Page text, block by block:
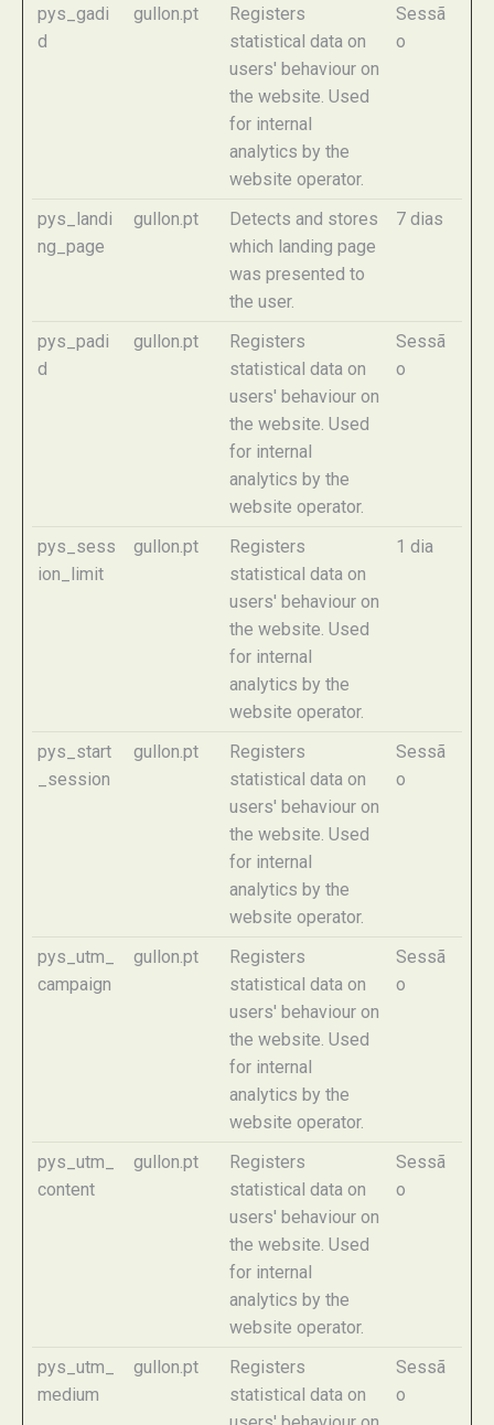
pys_gadi
d
gullon.pt
Registers
statistical data on
users' behaviour on
the website. Used
for internal
analytics by the
website operator.
Sessã
o
pys_landi
ng_page
gullon.pt
Detects and stores
which landing page
was presented to
the user.
7 dias
pys_padi
d
gullon.pt
Registers
statistical data on
users' behaviour on
the website. Used
for internal
analytics by the
website operator.
Sessã
o
pys_sess
ion_limit
gullon.pt
Registers
statistical data on
users' behaviour on
the website. Used
for internal
analytics by the
website operator.
1 dia
pys_start
_session
gullon.pt
Registers
statistical data on
users' behaviour on
the website. Used
for internal
analytics by the
website operator.
Sessã
o
pys_utm_
campaign
gullon.pt
Registers
statistical data on
users' behaviour on
the website. Used
for internal
analytics by the
website operator.
Sessã
o
pys_utm_
content
gullon.pt
Registers
statistical data on
users' behaviour on
the website. Used
for internal
analytics by the
website operator.
Sessã
o
pys_utm_
medium
gullon.pt
Registers
statistical data on
Sessã
o